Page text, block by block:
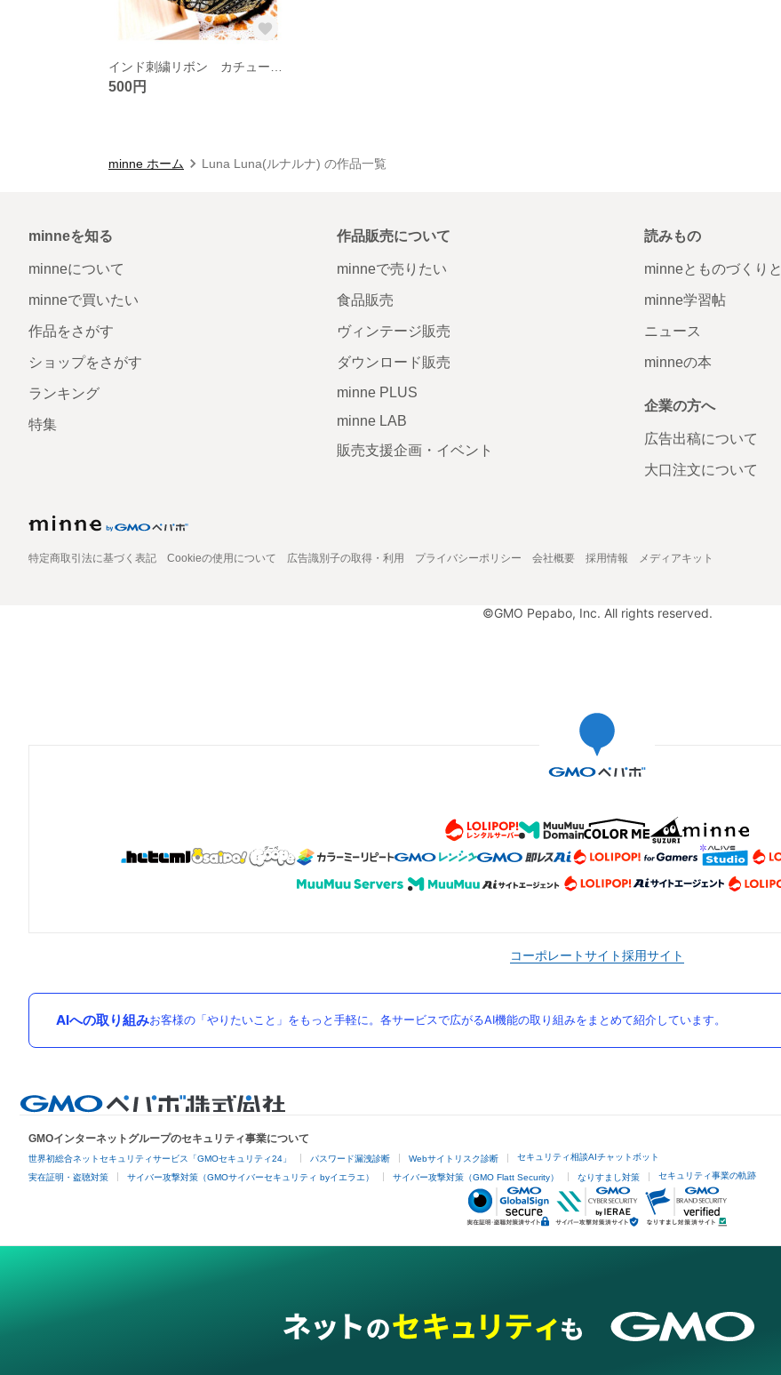
500円
minne ホーム Luna Luna(ルナルナ) の作品一覧
minneを知る
minneについて
minneで買いたい
作品をさがす
ショップをさがす
ランキング
特集
作品販売について
minneで売りたい
食品販売
ヴィンテージ販売
ダウンロード販売
minne PLUS
minne LAB
販売支援企画・イベント
読みもの
minneとものづくりと
minne学習帖
ニュース
minneの本
企業の方へ
広告出稿について
大口注文について
特定商取引法に基づく表記 Cookieの使用について 広告識別子の取得・利用 プライバシーポリシー 会社概要 採用情報 メディアキット
©GMO Pepabo, Inc. All rights reserved.
コーポレートサイト採用サイト
AIへの取り組みお客様の「やりたいこと」をもっと手軽に。各サービスで広がるAI機能の取り組みをまとめて紹介しています。
GMOインターネットグループのセキュリティ事業について
世界初総合ネットセキュリティサービス「GMOセキュリティ24」 パスワード漏洩診断 Webサイトリスク診断 セキュリティ相談AIチャットボット
実在証明・盗聴対策 サイバー攻撃対策（GMOサイバーセキュリティ byイエラエ） サイバー攻撃対策（GMO Flatt Security） なりすまし対策 セキュリティ事業の軌跡